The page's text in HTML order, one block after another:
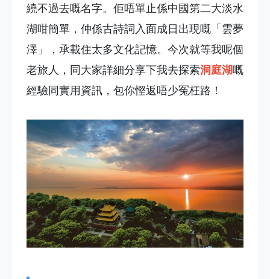
繞不過去嘅名字。佢唔單止係中國第二大淡水
湖咁簡單，仲係古詩詞入面成日出現嘅「雲夢
澤」，承載住太多文化記憶。今次就等我呢個
老旅人，同大家詳細分享下我去探索洞庭湖嘅
經驗同實用資訊，包你慳返唔少冤枉路！